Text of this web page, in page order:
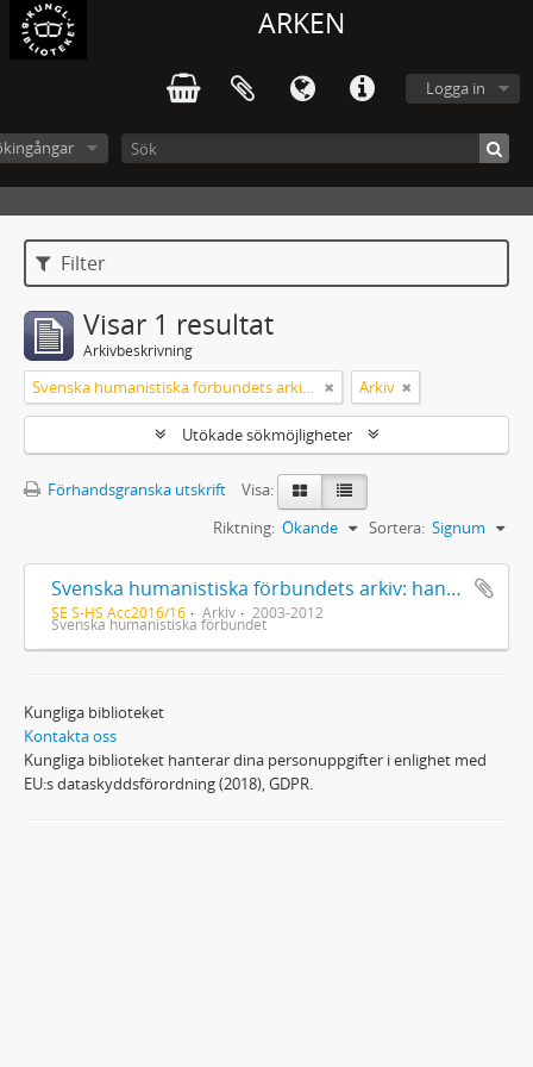
ARKEN
Logga in
Filter
Visar 1 resultat
Arkivbeskrivning
Svenska humanistiska förbundets arkiv: handlingar 2003-2012 Arkiv
Utökade sökmöjligheter
Förhandsgranska utskrift
Visa:
Sortera: Signum
Riktning: Ökande
Svenska humanistiska förbundets arkiv: handlingar 2003-2012
SE S-HS Acc2016/16 Arkiv 2003-2012
Svenska humanistiska förbundet
Kungliga biblioteket
Kontakta oss
Kungliga biblioteket hanterar dina personuppgifter i enlighet med
EU:s dataskyddsförordning (2018), GDPR.